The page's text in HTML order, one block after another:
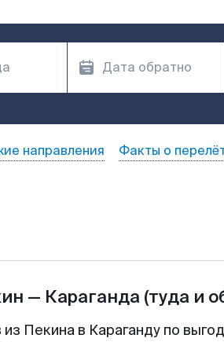
направления Факты о
— Караганда (туда и
Пекина в Караганду по